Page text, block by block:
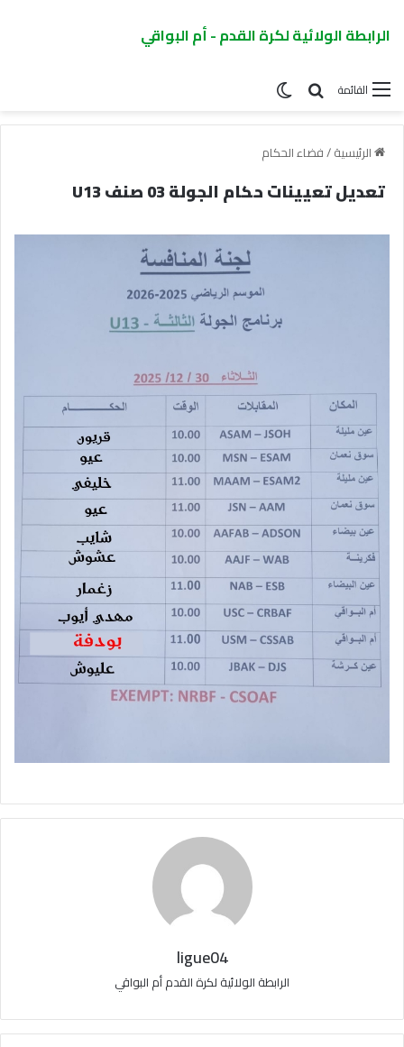
الرابطة الولائية لكرة القدم - أم البواقي
القائمة
الرئيسية/فضاء الحكام
تعديل تعيينات حكام الجولة 03 صنف U13
ligue04
الرابطة الولائية لكرة القدم أم البواقي